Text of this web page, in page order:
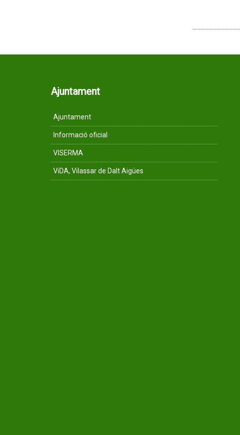
Ajuntament
Ajuntament
Informació oficial
VISERMA
ViDA, Vilassar de Dalt Aigües